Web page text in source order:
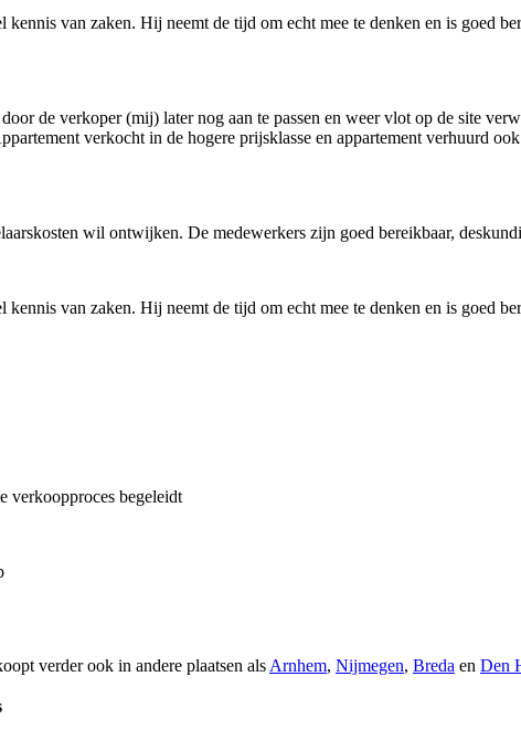
van zaken. Hij neemt de tijd om echt mee te denken en is goed
de verkoper (mij) later nog aan te passen en weer vlot op de site
verkocht in de hogere prijsklasse en appartement verhuurd
wil ontwijken. De medewerkers zijn goed bereikbaar,
van zaken. Hij neemt de tijd om echt mee te denken en is goed
verkoopproces begeleidt
verder ook in andere plaatsen als Arnhem, Nijmegen, Breda en Den